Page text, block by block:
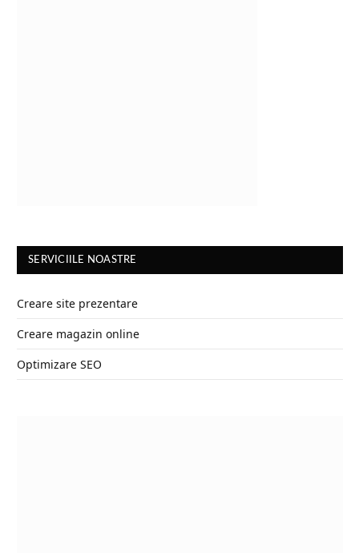
SERVICIILE NOASTRE
Creare site prezentare
Creare magazin online
Optimizare SEO